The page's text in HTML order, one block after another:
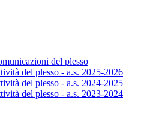
del plesso
del plesso - a.s. 2025-2026
del plesso - a.s. 2024-2025
del plesso - a.s. 2023-2024